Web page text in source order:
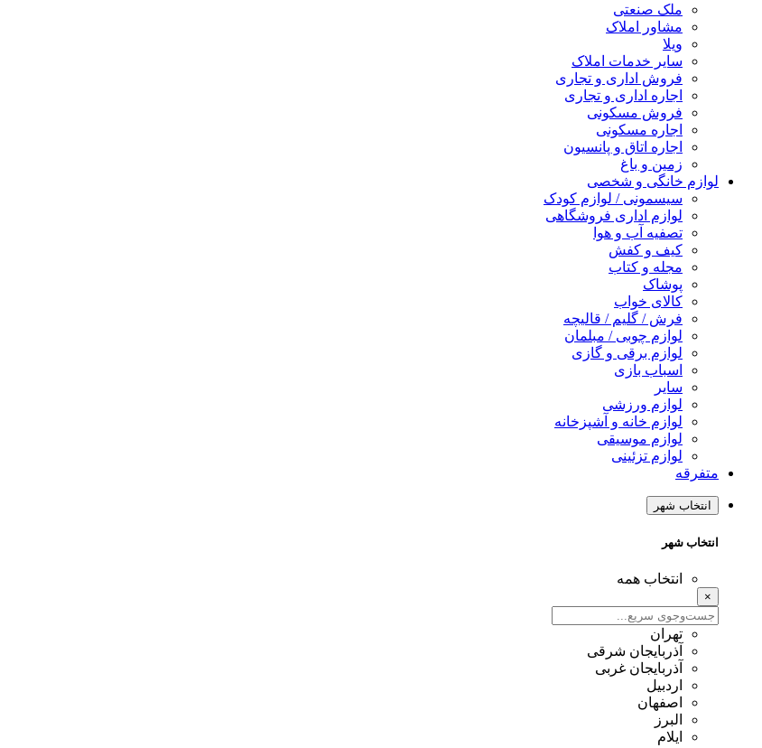
ملک صنعتی
مشاور املاک
ویلا
سایر خدمات املاک
فروش اداری و تجاری
اجاره اداری و تجاری
فروش مسکونی
اجاره مسکونی
اجاره اتاق و پانسیون
زمین و باغ
لوازم خانگی و شخصی
سیسمونی / لوازم کودک
لوازم اداری فروشگاهی
تصفیه آب و هوا
کیف و کفش
مجله و کتاب
پوشاک
کالای خواب
فرش / گلیم / قالیچه
لوازم چوبی / مبلمان
لوازم برقی و گازی
اسباب بازی
سایر
لوازم ورزشی
لوازم خانه و آشپزخانه
لوازم موسیقی
لوازم تزئینی
متفرقه
انتخاب شهر
انتخاب شهر
انتخاب همه
×
تهران
آذربایجان شرقی
آذربایجان غربی
اردبیل
اصفهان
البرز
ایلام